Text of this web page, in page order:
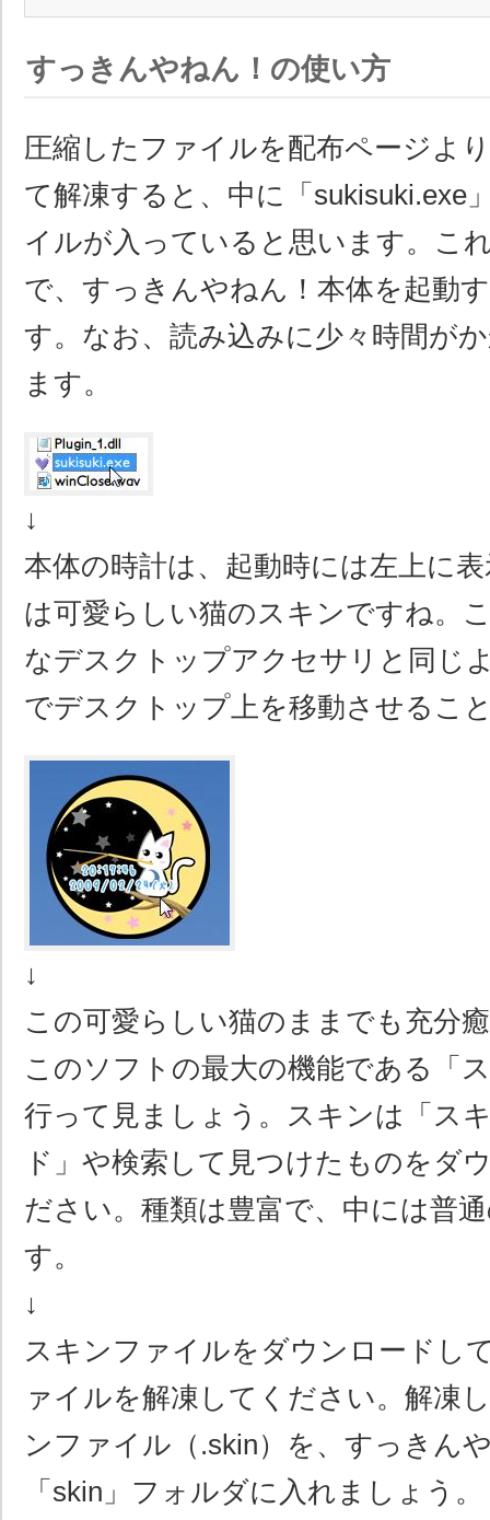
すっきんやねん！の使い方
圧縮したファイルを配布ページよ
て解凍すると、中に「sukisuki.exe
イルが入っていると思います。こ
で、すっきんやねん！本体を起動
す。なお、読み込みに少々時間が
ます。
↓
本体の時計は、起動時には左上に
は可愛らしい猫のスキンですね。
なデスクトップアクセサリと同じ
でデスクトップ上を移動させるこ
↓
この可愛らしい猫のままでも充分
このソフトの最大の機能である「
行って見ましょう。スキンは「ス
ド」や検索して見つけたものをダ
ださい。種類は豊富で、中には普
す。
↓
スキンファイルをダウンロードし
ァイルを解凍してください。解凍
ンファイル（.skin）を、すっきん
「skin」フォルダに入れましょう。